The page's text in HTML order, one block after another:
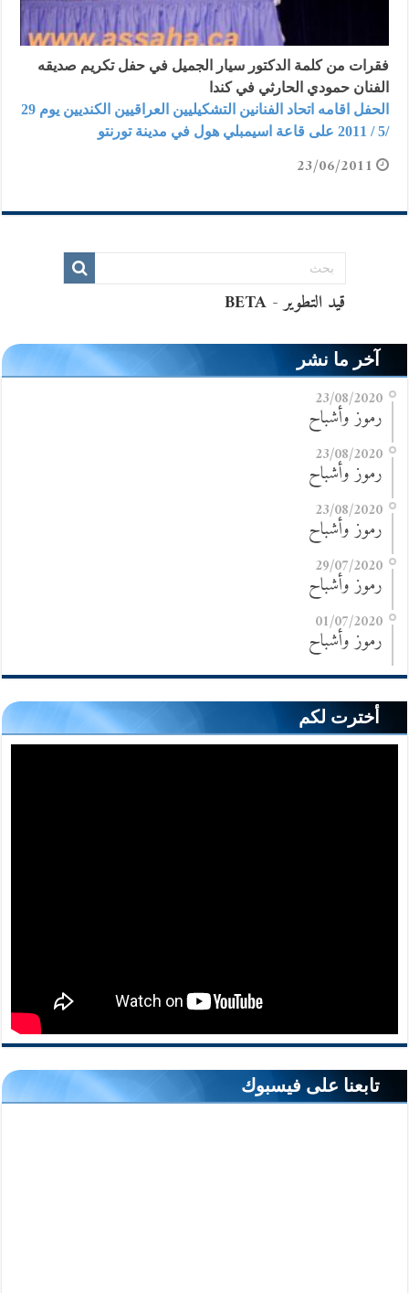
فقرات من كلمة الدكتور سيار الجميل في حفل تكريم صديقه
الفنان حمودي الحارثي في كندا
الحفل اقامه اتحاد الفنانين التشكيليين العراقيين الكنديين يوم 29
/5 / 2011 على قاعة اسيمبلي هول في مدينة تورنتو
23/06/2011
آخر ما نشر
23/08/2020
رموز وأشباح
23/08/2020
رموز وأشباح
23/08/2020
رموز وأشباح
29/07/2020
رموز وأشباح
01/07/2020
رموز وأشباح
أخترت لكم
تابعنا على فيسبوك